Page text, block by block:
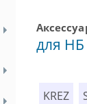
для НБ
KREZ